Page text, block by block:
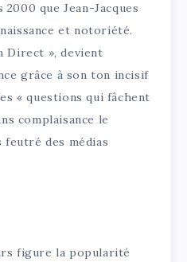
2000 que Jean-Jacques
et notoriété.
Direct », devient
grâce à son ton incisif
« questions qui fâchent
complaisance le
feutré des médias
figure la popularité